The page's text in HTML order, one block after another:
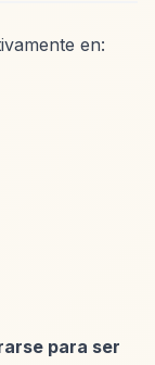
en:
para ser